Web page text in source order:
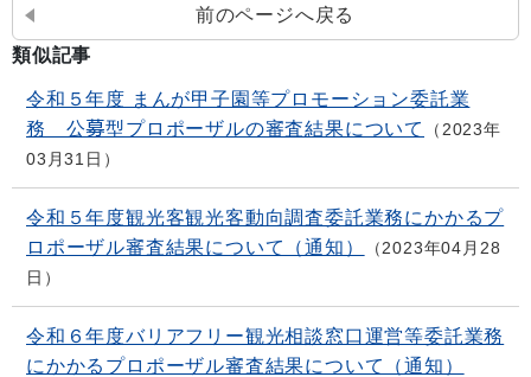
前のページへ戻る
類似記事
令和５年度 まんが甲子園等プロモーション委託業
務 公募型プロポーザルの審査結果について
2023年
03月31日
令和５年度観光客観光客動向調査委託業務にかかるプ
ロポーザル審査結果について（通知）
2023年04月28
日
令和６年度バリアフリー観光相談窓口運営等委託業務
にかかるプロポーザル審査結果について（通知）